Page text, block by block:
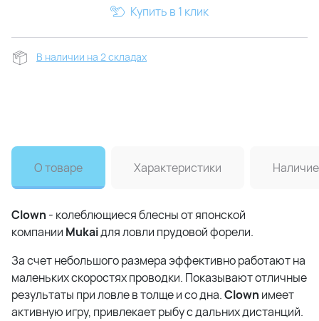
Купить в 1 клик
В наличии на 2 складах
О товаре Характеристики Наличие
Clown - колеблющиеся блесны от японской
компании Mukaiдля ловли прудовой форели.
За счет небольшого размера эффективно работают на
маленьких скоростях проводки. Показывают отличные
результаты при ловле в толще и со дна.Clown имеет
активную игру, привлекает рыбу с дальних дистанций.